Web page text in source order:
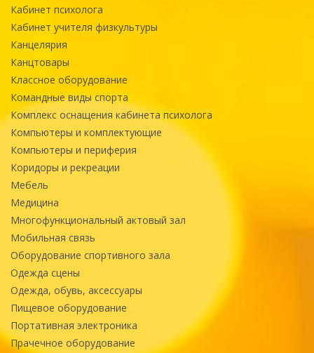
Кабинет психолога
Кабинет учителя физкультуры
Канцелярия
Канцтовары
Классное оборудование
Командные виды спорта
Комплекс оснащения кабинета психолога
Компьютеры и комплектующие
Компьютеры и периферия
Коридоры и рекреации
Мебель
Медицина
Многофункциональный актовый зал
Мобильная связь
Оборудование спортивного зала
Одежда сцены
Одежда, обувь, аксессуары
Пищевое оборудование
Портативная электроника
Прачечное оборудование